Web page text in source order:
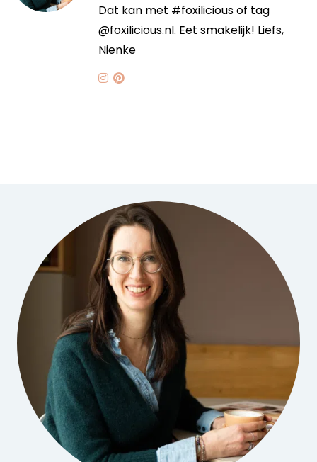
Dat kan met #foxilicious of tag
@foxilicious.nl. Eet smakelijk! Liefs,
Nienke